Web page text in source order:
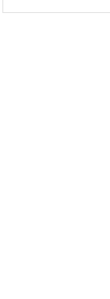
响；<&list>3.